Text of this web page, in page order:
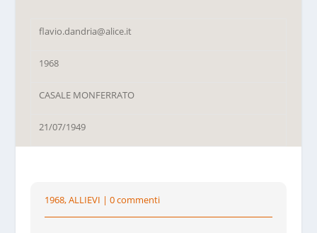
flavio.dandria@alice.it
1968
CASALE MONFERRATO
21/07/1949
1968,ALLIEVI | 0 commenti